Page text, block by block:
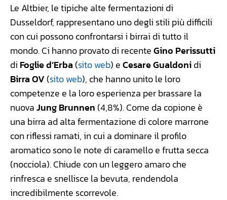
Le Altbier, le tipiche alte fermentazioni di
Dusseldorf, rappresentano uno degli stili più difficili
con cui possono confrontarsi i birrai di tutto il
mondo. Ci hanno provato di recenteGino Perissutti
di Foglie d’Erba (sito web) eCesare Gualdonidi
Birra OV (sito web), che hanno unito le loro
competenze e la loro esperienza per brassare la
nuovaJung Brunnen (4,8%). Come da copione è
una birra ad alta fermentazione di colore marrone
con riflessi ramati, in cui a dominare il profilo
aromatico sono le note di caramello e frutta secca
(nocciola). Chiude con un leggero amaro che
rinfresca e snellisce la bevuta, rendendola
incredibilmente scorrevole.